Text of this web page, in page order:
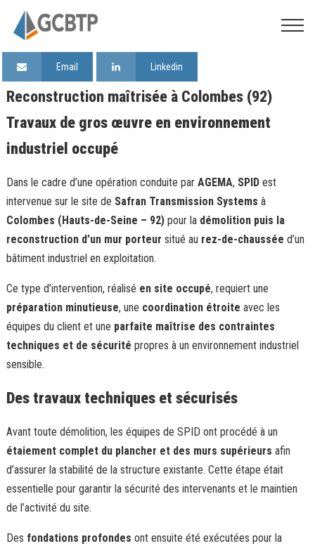
Email Linkedin
Reconstruction maîtrisée à Colombes (92)
Travaux de gros œuvre en environnement
industriel occupé
Dans le cadre d’une opération conduite par AGEMA, SPIDest
intervenue sur le site de Safran Transmission Systems à
Colombes (Hauts-de-Seine – 92)pour la démolition puis la
reconstruction d’un mur porteur situé au rez-de-chaussée d’un
bâtiment industriel en exploitation.
Ce type d’intervention, réalisé en site occupé, requiert une
préparation minutieuse, une coordination étroite avec les
équipes du client et une parfaite maîtrise des contraintes
techniques et de sécurité propres à un environnement industriel
sensible.
Des travaux techniques et sécurisés
Avant toute démolition, les équipes de SPID ont procédé à un
étaiement complet du plancher et des murs supérieurs afin
d’assurer la stabilité de la structure existante. Cette étape était
essentielle pour garantir la sécurité des intervenants et le maintien
de l’activité du site.
Des fondations profondes ont ensuite été exécutées pour la